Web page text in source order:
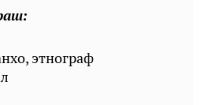
этнограф